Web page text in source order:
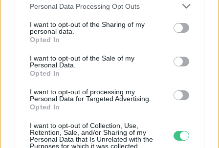
Personal Data Processing Opt Outs
I want to opt-out of the Sharing of my
personal data.
Opted In
I want to opt-out of the Sale of my
Personal Data.
Opted In
I want to opt-out of processing my
Personal Data for Targeted Advertising.
Opted In
I want to opt-out of Collection, Use,
Retention, Sale, and/or Sharing of my
Personal Data that Is Unrelated with the
Purposes for which it was collected.
Magyarország tele van gyönyörű növényekkel, így arborétumokkal
is. A jó idő beköszöntével érdemes minél többet felkeresni.
Születésnapi programokkal várja a